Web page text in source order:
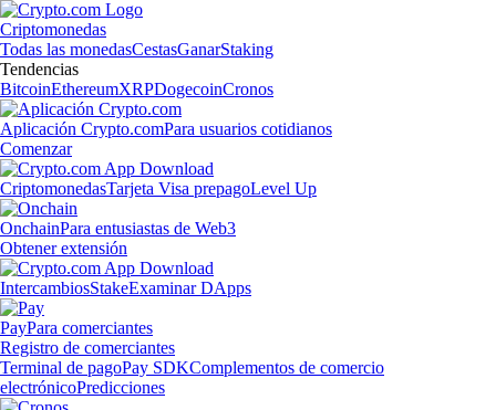
Criptomonedas
Todas las monedasCestasGanarStaking
Tendencias
BitcoinEthereumXRPDogecoinCronos
Aplicación Crypto.comPara usuarios cotidianos
Comenzar
CriptomonedasTarjeta Visa prepagoLevel Up
OnchainPara entusiastas de Web3
Obtener extensión
IntercambiosStakeExaminar DApps
PayPara comerciantes
Registro de comerciantes
Terminal de pagoPay SDKComplementos de comercio
electrónicoPredicciones